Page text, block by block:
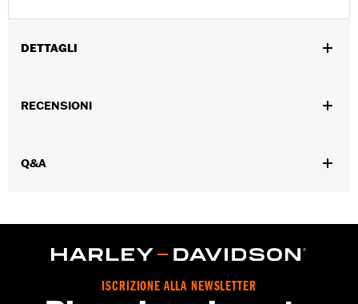
DETTAGLI
Caratteristiche funzionali:
Riflettente
GARANZIA:
RECENSIONI
Q&A
ISCRIZIONE ALLA NEWSLETTER